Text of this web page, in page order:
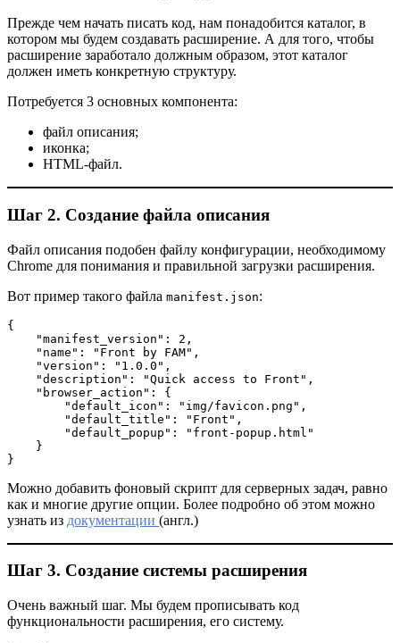
Прежде чем начать писать код, нам понадобится каталог, в
котором мы будем создавать расширение. А для того, чтобы
расширение заработало должным образом, этот каталог
должен иметь конкретную структуру.
Потребуется 3 основных компонента:
файл описания;
иконка;
HTML-файл.
Шаг 2. Создание файла описания
Файл описания подобен файлу конфигурации, необходимому
Chrome для понимания и правильной загрузки расширения.
Вот пример такого файла manifest.json:
{
    "manifest_version": 2,
    "name": "Front by FAM",
    "version": "1.0.0",
    "description": "Quick access to Front",
    "browser_action": {
        "default_icon": "img/favicon.png",
        "default_title": "Front",
        "default_popup": "front-popup.html"
    }
}
Можно добавить фоновый скрипт для серверных задач, равно
как и многие другие опции. Более подробно об этом можно
узнать из документации (англ.)
Шаг 3. Создание системы расширения
Очень важный шаг. Мы будем прописывать код
функциональности расширения, его систему.